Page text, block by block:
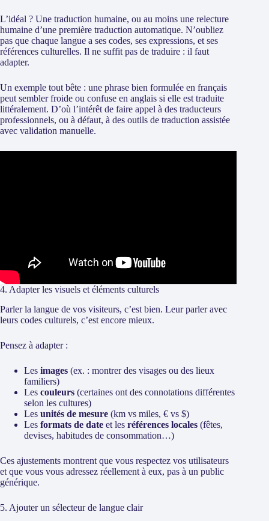
L’idéal ? Une traduction humaine, ou au moins une relecture
humaine d’une première traduction automatique. N’oubliez
pas que chaque langue a ses codes, ses expressions, et ses
références culturelles. Il ne suffit pas de traduire : il faut
adapter.
Un exemple tout bête : une phrase bien formulée en français
peut sembler froide ou confuse en anglais si elle est traduite
littéralement. D’où l’intérêt de faire appel à des traducteurs
professionnels, ou à défaut, à des outils de traduction assistée
avec validation manuelle.
4. Adapter les visuels et éléments culturels
Parler la langue de vos visiteurs, c’est bien. Leur parler avec
leurs codes culturels, c’est encore mieux.
Pensez à adapter :
Les images (ex. : montrer des visages ou des lieux
familiers)
Les couleurs (certaines ont des connotations différentes
selon les cultures)
Les unités de mesure (km vs miles, € vs $)
Les formats de date et les références locales (fêtes,
devises, habitudes de consommation…)
Ces ajustements montrent que vous respectez vos utilisateurs
et que vous vous adressez réellement à eux, pas à un public
générique.
5. Ajouter un sélecteur de langue clair